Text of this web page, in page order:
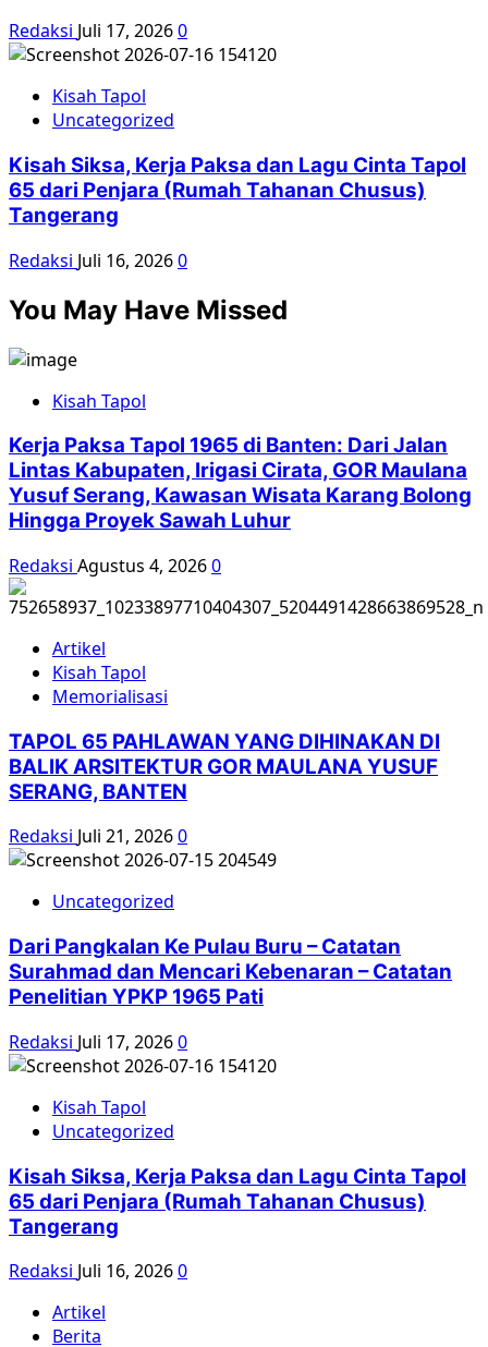
Redaksi Juli 17, 20260
Kisah Tapol
Uncategorized
Kisah Siksa, Kerja Paksa dan Lagu Cinta Tapol
65 dari Penjara (Rumah Tahanan Chusus)
Tangerang
Redaksi Juli 16, 20260
You May Have Missed
Kisah Tapol
Kerja Paksa Tapol 1965 di Banten: Dari Jalan
Lintas Kabupaten, Irigasi Cirata, GOR Maulana
Yusuf Serang, Kawasan Wisata Karang Bolong
Hingga Proyek Sawah Luhur
Redaksi Agustus 4, 20260
Artikel
Kisah Tapol
Memorialisasi
TAPOL 65 PAHLAWAN YANG DIHINAKAN DI
BALIK ARSITEKTUR GOR MAULANA YUSUF
SERANG, BANTEN
Redaksi Juli 21, 20260
Uncategorized
Dari Pangkalan Ke Pulau Buru – Catatan
Surahmad dan Mencari Kebenaran – Catatan
Penelitian YPKP 1965 Pati
Redaksi Juli 17, 20260
Kisah Tapol
Uncategorized
Kisah Siksa, Kerja Paksa dan Lagu Cinta Tapol
65 dari Penjara (Rumah Tahanan Chusus)
Tangerang
Redaksi Juli 16, 20260
Artikel
Berita